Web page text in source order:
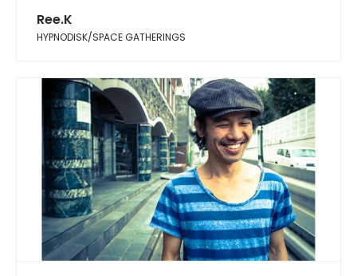
Ree.K
HYPNODISK/SPACE GATHERINGS